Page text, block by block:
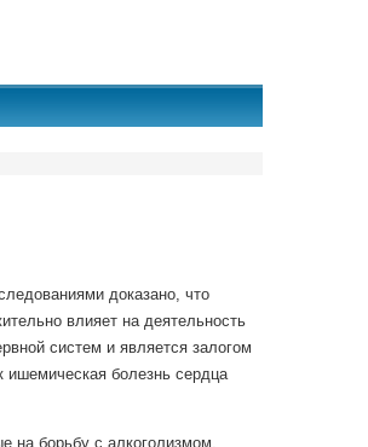
доказано, что
влияет на деятельность
систем и является залогом
ишемическая болезнь сердца
на борьбу с алкоголизмом,